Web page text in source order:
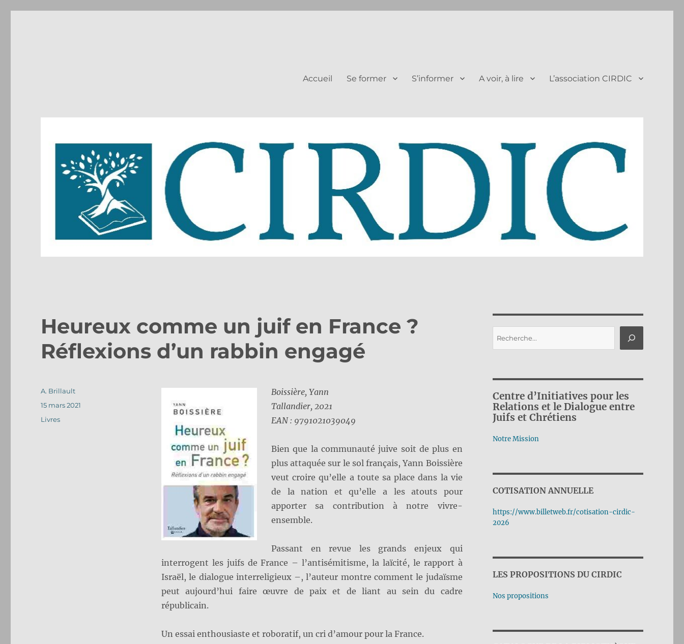
Accueil Se former S’informer A voir, à lire L’association CIRDIC
Heureux comme un juif en France ?
Réflexions d’un rabbin engagé
Boissière, Yann
Tallandier, 2021
EAN : 9791021039049
Bien que la communauté juive soit de plus en
plus attaquée sur le sol français, Yann Boissière
veut croire qu’elle a toute sa place dans la vie
de la nation et qu’elle a les atouts pour
apporter sa contribution à notre vivre-
ensemble.
Passant en revue les grands enjeux qui
interrogent les juifs de France – l’antisémitisme, la laïcité, le rapport à
Israël, le dialogue interreligieux –, l’auteur montre comment le judaïsme
peut aujourd’hui faire œuvre de paix et de liant au sein du cadre
républicain.
Un essai enthousiaste et roboratif, un cri d’amour pour la France.
Auteur
A. Brillault
Publié
le
15 mars 2021
Catégories
Livres
Centre d’Initiatives pour les
Relations et le Dialogue entre
Juifs et Chrétiens
Notre Mission
COTISATION ANNUELLE
https://www.billetweb.fr/cotisation-cirdic-
2026
LES PROPOSITIONS DU CIRDIC
Nos propositions